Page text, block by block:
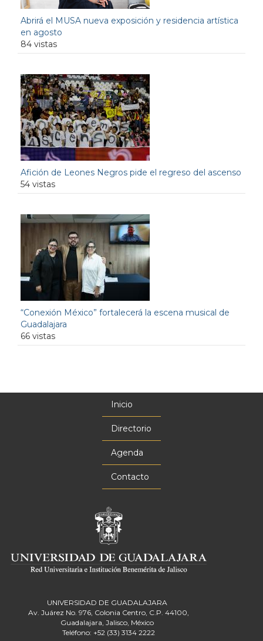
Abrirá el MUSA nueva exposición y residencia artística
en agosto
84 vistas
Afición de Leones Negros pide el regreso del ascenso
54 vistas
“Conexión México” fortalecerá la escena musical de
Guadalajara
66 vistas
Inicio
Directorio
Agenda
Contacto
UNIVERSIDAD DE GUADALAJARA
Av. Juárez No. 976, Colonia Centro, C.P. 44100,
Guadalajara, Jalisco, México
Teléfono: +52 (33) 3134 2222